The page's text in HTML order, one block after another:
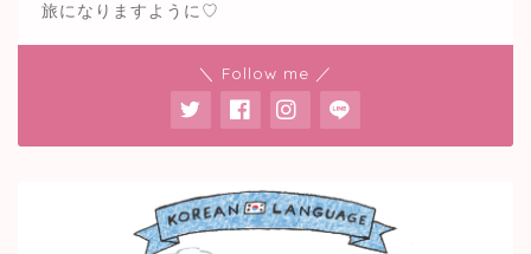
旅になりますように♡
＼ Follow me ／